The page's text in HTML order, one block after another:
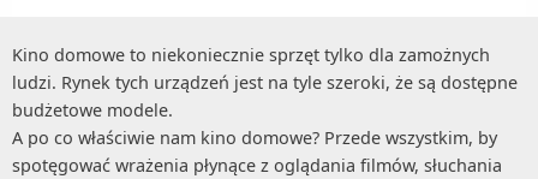
Kino domowe to niekoniecznie sprzęt tylko dla zamożnych
ludzi. Rynek tych urządzeń jest na tyle szeroki, że są dostępne
budżetowe modele.
A po co właściwie nam kino domowe? Przede wszystkim, by
spotęgować wrażenia płynące z oglądania filmów, słuchania